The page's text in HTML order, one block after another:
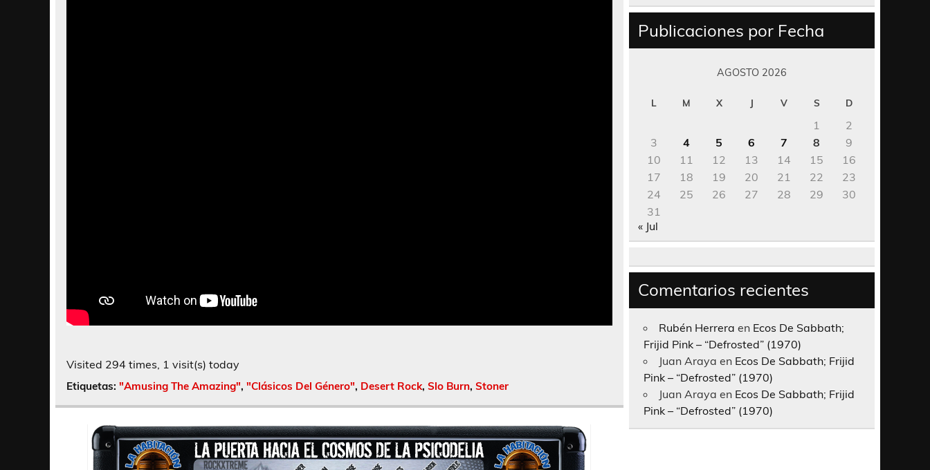
Visited 294 times, 1 visit(s) today
Etiquetas: "Amusing The Amazing", "Clásicos Del Género", Desert Rock, Slo Burn, Stoner
Publicaciones por Fecha
AGOSTO 2026
L M X J V S D
1
2
3
4 5 6 7 8
9
10
11 12 13 14 15
16
17
18 19 20 21 22
23
24
25 26 27 28 29
30
31
« Jul
Comentarios recientes
Rubén Herrera en Ecos De Sabbath;
Frijid Pink – “Defrosted” (1970)
Juan Araya en Ecos De Sabbath; Frijid
Pink – “Defrosted” (1970)
Juan Araya en Ecos De Sabbath; Frijid
Pink – “Defrosted” (1970)